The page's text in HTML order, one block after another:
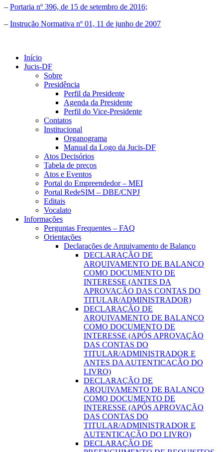
– Portaria nº 396, de 15 de setembro de 2016;
– Instrução Normativa nº 01, 11 de junho de 2007
Início
Jucis-DF
Sobre
Presidência
Perfil da Presidente
Agenda da Presidente
Perfil do Vice-Presidente
Contatos
Institucional
Organograma
Manual da Logo da Jucis-DF
Atos Decisórios
Tabela de preços
Atos e Eventos
Portal do Empreendedor – MEI
Portal RedeSIM – DBE/CNPJ
Editais
Vocalato
Informações
Perguntas Frequentes – FAQ
Orientações
Declarações de Arquivamento de Balanço
DECLARAÇÃO DE
ARQUIVAMENTO DE BALANÇO
COMO DOCUMENTO DE
INTERESSE (ANTES DA
APROVAÇÃO DAS CONTAS DO
TITULAR/ADMINISTRADOR)
DECLARAÇÃO DE
ARQUIVAMENTO DE BALANÇO
COMO DOCUMENTO DE
INTERESSE (APÓS APROVAÇÃO
DAS CONTAS DO
TITULAR/ADMINISTRADOR E
ANTES DA AUTENTICAÇÃO DO
LIVRO)
DECLARAÇÃO DE
ARQUIVAMENTO DE BALANÇO
COMO DOCUMENTO DE
INTERESSE (APÓS APROVAÇÃO
DAS CONTAS DO
TITULAR/ADMINISTRADOR E
AUTENTICAÇÃO DO LIVRO)
DECLARAÇÃO DE